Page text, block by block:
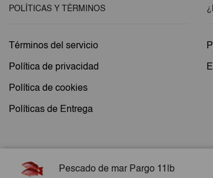
POLÍTICAS Y TÉRMINOS
Términos del servicio
Política de privacidad
Política de cookies
Políticas de Entrega
Copyright © 2026 Esencial Pack. Todos los derechos
Pescado de mar Pargo 11lb